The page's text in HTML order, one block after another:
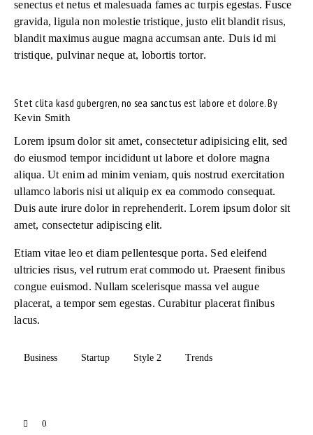
senectus et netus et malesuada fames ac turpis egestas. Fusce
gravida, ligula non molestie tristique, justo elit blandit risus,
blandit maximus augue magna accumsan ante. Duis id mi
tristique, pulvinar neque at, lobortis tortor.
Stet clita kasd gubergren, no sea sanctus est labore et dolore. By
Kevin Smith
Lorem ipsum dolor sit amet, consectetur adipisicing elit, sed
do eiusmod tempor incididunt ut labore et dolore magna
aliqua. Ut enim ad minim veniam, quis nostrud exercitation
ullamco laboris nisi ut aliquip ex ea commodo consequat.
Duis aute irure dolor in reprehenderit. Lorem ipsum dolor sit
amet, consectetur adipiscing elit.
Etiam vitae leo et diam pellentesque porta. Sed eleifend
ultricies risus, vel rutrum erat commodo ut. Praesent finibus
congue euismod. Nullam scelerisque massa vel augue
placerat, a tempor sem egestas. Curabitur placerat finibus
lacus.
Business Startup Style 2 Trends
0